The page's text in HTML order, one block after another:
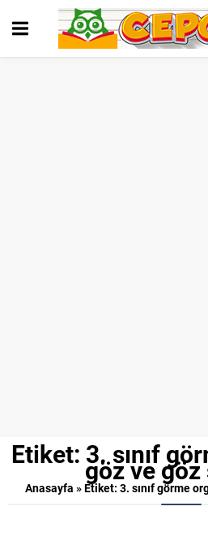
Etiket: 3. sınıf
göz ve göz
Anasayfa »Etiket: 3. sınıf görme